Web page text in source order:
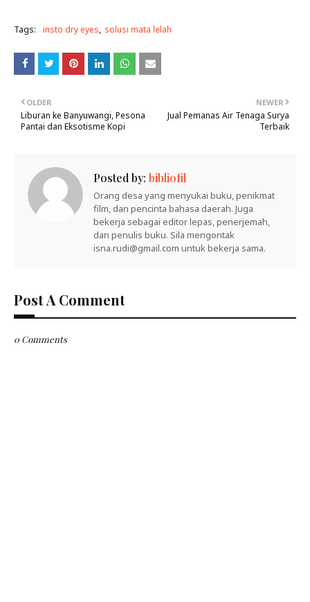
Tags: insto dry eyes solusi mata lelah
NEWER
Jual Pemanas Air Tenaga Surya
Terbaik
OLDER
Liburan ke Banyuwangi, Pesona
Pantai dan Eksotisme Kopi
Posted by: bibliofil
Orang desa yang menyukai buku, penikmat
film, dan pencinta bahasa daerah. Juga
bekerja sebagai editor lepas, penerjemah,
dan penulis buku. Sila mengontak
isna.rudi@gmail.com untuk bekerja sama.
Post A Comment
0 Comments